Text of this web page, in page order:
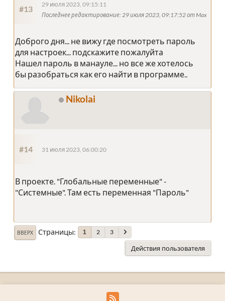
#13
29 июля 2023, 09:15:11
Последнее редактирование: 29 июля 2023, 09:17:52 от Max
Доброго дня... не вижу где посмотреть пароль
для настроек... подскажите пожалуйта
Нашел пароль в манауле... но все же хотелось
бы разобраться как его найти в программе..
Nikolai
#14 31 июля 2023, 06:00:20
В проекте. "Глобальные переменные" -
"Системные". Там есть переменная "Пароль"
ВВЕРХ Страницы 1 2 3
Действия пользователя